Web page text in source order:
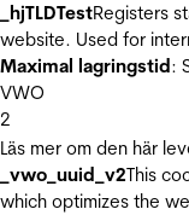
_hjTLDTestRegisters
website. Used for
Maximal lagringstid:
VWO
2
Läs mer om den här
_vwo_uuid_v2This
which optimizes the